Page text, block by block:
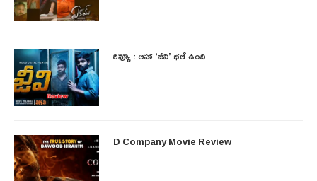
రివ్యూ : ఆహా ‘జీవి’ భలే ఉంది
D Company Movie Review